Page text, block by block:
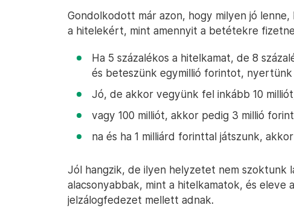
Gondolkodott már azon, hogy milyen jó
a hitelekért, mint amennyit a betétekre
Ha 5 százalékos a hitelkamat, de 8
és beteszünk egymillió forintot,
Jó, de akkor vegyünk fel inkább 10
vagy 100 milliót, akkor pedig 3 millió
na és ha 1 milliárd forinttal játszunk,
Jól hangzik, de ilyen helyzetet nem szoktunk
alacsonyabbak, mint a hitelkamatok, és eleve
jelzálogfedezet mellett adnak.